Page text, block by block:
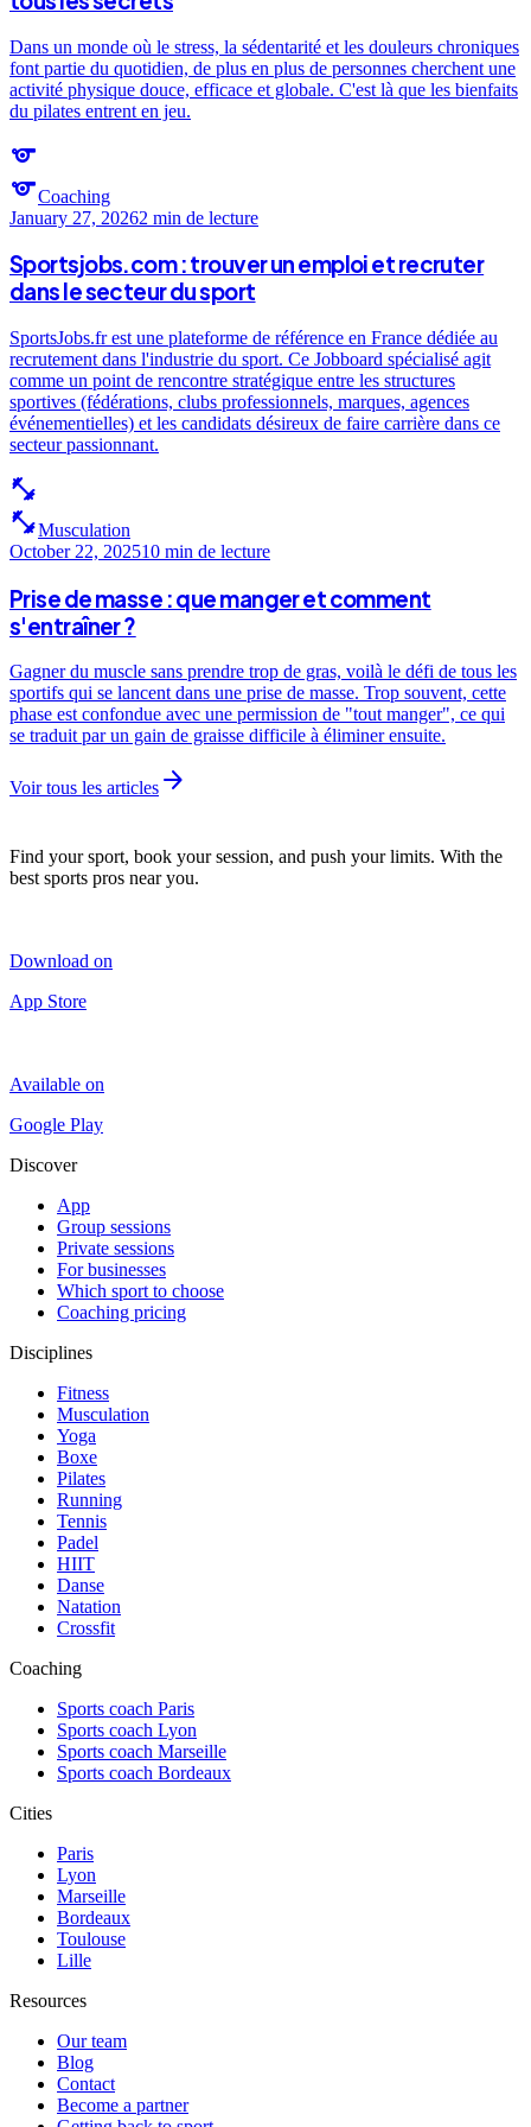
Dans un monde où le stress, la sédentarité et les douleurs chroniques
font partie du quotidien, de plus en plus de personnes cherchent une
activité physique douce, efficace et globale. C'est là que les bienfaits
du pilates entrent en jeu.
sports
sportsCoaching
January 27, 20262 min de lecture
Sportsjobs.com : trouver un emploi et recruter
dans le secteur du sport
SportsJobs.fr est une plateforme de référence en France dédiée au
recrutement dans l'industrie du sport. Ce Jobboard spécialisé agit
comme un point de rencontre stratégique entre les structures
sportives (fédérations, clubs professionnels, marques, agences
événementielles) et les candidats désireux de faire carrière dans ce
secteur passionnant.
fitness_center
fitness_centerMusculation
October 22, 202510 min de lecture
Prise de masse : que manger et comment
s'entraîner ?
Gagner du muscle sans prendre trop de gras, voilà le défi de tous les
sportifs qui se lancent dans une prise de masse. Trop souvent, cette
phase est confondue avec une permission de "tout manger", ce qui
se traduit par un gain de graisse difficile à éliminer ensuite.
Voir tous les articles arrow_forward
Find your sport, book your session, and push your limits. With the
best sports pros near you.
Download on
App Store
Available on
Google Play
Discover
App
Group sessions
Private sessions
For businesses
Which sport to choose
Coaching pricing
Disciplines
Fitness
Musculation
Yoga
Boxe
Pilates
Running
Tennis
Padel
HIIT
Danse
Natation
Crossfit
Coaching
Sports coach Paris
Sports coach Lyon
Sports coach Marseille
Sports coach Bordeaux
Cities
Paris
Lyon
Marseille
Bordeaux
Toulouse
Lille
Resources
Our team
Blog
Contact
Become a partner